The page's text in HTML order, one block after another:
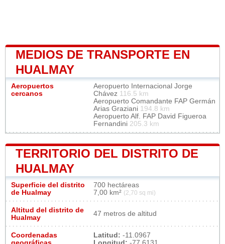
MEDIOS DE TRANSPORTE EN
HUALMAY
Aeropuertos
cercanos
Aeropuerto Internacional Jorge
Chávez 116.5 km
Aeropuerto Comandante FAP Germán
Arias Graziani 194.8 km
Aeropuerto Alf. FAP David Figueroa
Fernandini 205.3 km
TERRITORIO DEL DISTRITO DE
HUALMAY
Superficie del distrito
de Hualmay
700 hectáreas
7,00 km² (2,70 sq mi)
Altitud del distrito de
Hualmay
47 metros de altitud
Coordenadas
Latitud: -11.0967